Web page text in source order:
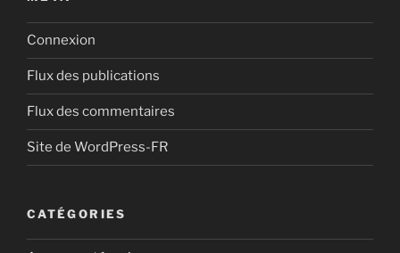
Connexion
Flux des publications
Flux des commentaires
Site de WordPress-FR
CATÉGORIES